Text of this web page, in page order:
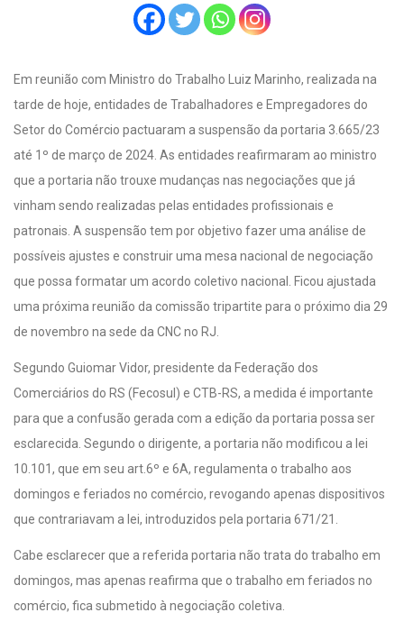
Em reunião com Ministro do Trabalho Luiz Marinho, realizada na
tarde de hoje, entidades de Trabalhadores e Empregadores do
Setor do Comércio pactuaram a suspensão da portaria 3.665/23
até 1º de março de 2024. As entidades reafirmaram ao ministro
que a portaria não trouxe mudanças nas negociações que já
vinham sendo realizadas pelas entidades profissionais e
patronais. A suspensão tem por objetivo fazer uma análise de
possíveis ajustes e construir uma mesa nacional de negociação
que possa formatar um acordo coletivo nacional. Ficou ajustada
uma próxima reunião da comissão tripartite para o próximo dia 29
de novembro na sede da CNC no RJ.
Segundo Guiomar Vidor, presidente da Federação dos
Comerciários do RS (Fecosul) e CTB-RS, a medida é importante
para que a confusão gerada com a edição da portaria possa ser
esclarecida. Segundo o dirigente, a portaria não modificou a lei
10.101, que em seu art.6º e 6A, regulamenta o trabalho aos
domingos e feriados no comércio, revogando apenas dispositivos
que contrariavam a lei, introduzidos pela portaria 671/21.
Cabe esclarecer que a referida portaria não trata do trabalho em
domingos, mas apenas reafirma que o trabalho em feriados no
comércio, fica submetido à negociação coletiva.